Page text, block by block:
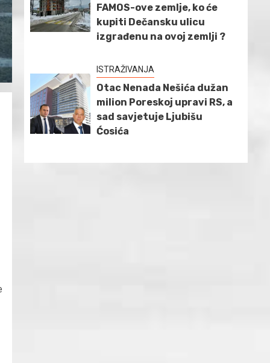
FAMOS-ove zemlje, ko će
kupiti Dečansku ulicu
izgrađenu na ovoj zemlji ?
ISTRAŽIVANJA
Otac Nenada Nešića dužan
milion Poreskoj upravi RS, a
sad savjetuje Ljubišu
Ćosića